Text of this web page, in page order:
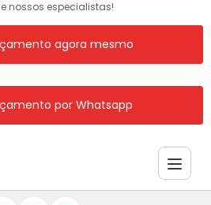
nossos especialistas!
agora mesmo
por Whatsapp